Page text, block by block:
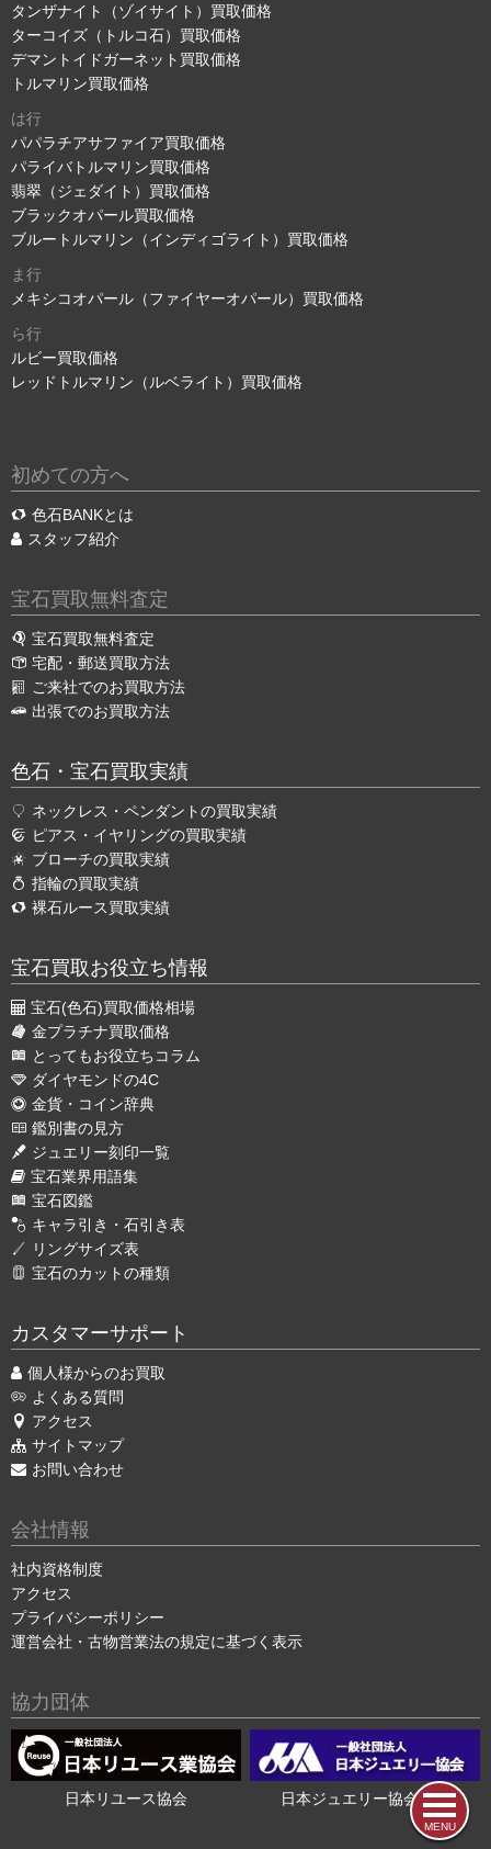
MENU
タンザナイト（ゾイサイト）買取価格
ターコイズ（トルコ石）買取価格
デマントイドガーネット買取価格
トルマリン買取価格
は行
パパラチアサファイア買取価格
パライバトルマリン買取価格
翡翠（ジェダイト）買取価格
ブラックオパール買取価格
ブルートルマリン（インディゴライト）買取価格
ま行
メキシコオパール（ファイヤーオパール）買取価格
ら行
ルビー買取価格
レッドトルマリン（ルベライト）買取価格
初めての方へ
色石BANKとは
スタッフ紹介
宝石買取無料査定
宝石買取無料査定
宅配・郵送買取方法
ご来社でのお買取方法
出張でのお買取方法
色石・宝石買取実績
ネックレス・ペンダントの買取実績
ピアス・イヤリングの買取実績
ブローチの買取実績
指輪の買取実績
裸石ルース買取実績
宝石買取お役立ち情報
宝石(色石)買取価格相場
金プラチナ買取価格
とってもお役立ちコラム
ダイヤモンドの4C
金貨・コイン辞典
鑑別書の見方
ジュエリー刻印一覧
宝石業界用語集
宝石図鑑
キャラ引き・石引き表
リングサイズ表
宝石のカットの種類
カスタマーサポート
個人様からのお買取
よくある質問
アクセス
サイトマップ
お問い合わせ
会社情報
社内資格制度
アクセス
プライバシーポリシー
運営会社・古物営業法の規定に基づく表示
協力団体
日本リユース協会 日本ジュエリー協会会員